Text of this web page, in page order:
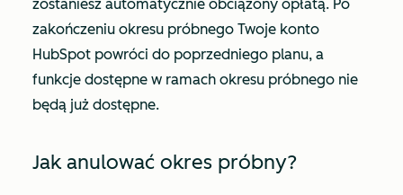
zostaniesz automatycznie obciążony opłatą. Po
zakończeniu okresu próbnego Twoje konto
HubSpot powróci do poprzedniego planu, a
funkcje dostępne w ramach okresu próbnego nie
będą już dostępne.
Jak anulować okres próbny?